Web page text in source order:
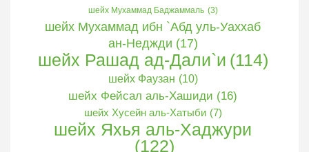
шейх Мухаммад Баджаммаль (3)
шейх Мухаммад ибн `Абд уль-Уаххаб
ан-Неджди (17)
шейх Рашад ад-Дали`и (114)
шейх Фаузан (10)
шейх Фейсал аль-Хашиди (16)
шейх Хусейн аль-Хатыби (7)
шейх Яхья аль-Хаджури
(122)